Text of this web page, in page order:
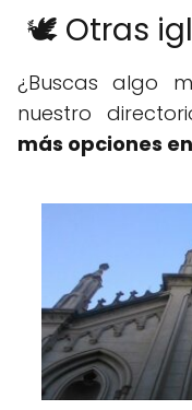
🕊️ Otras
¿Buscas algo
nuestro
más opciones